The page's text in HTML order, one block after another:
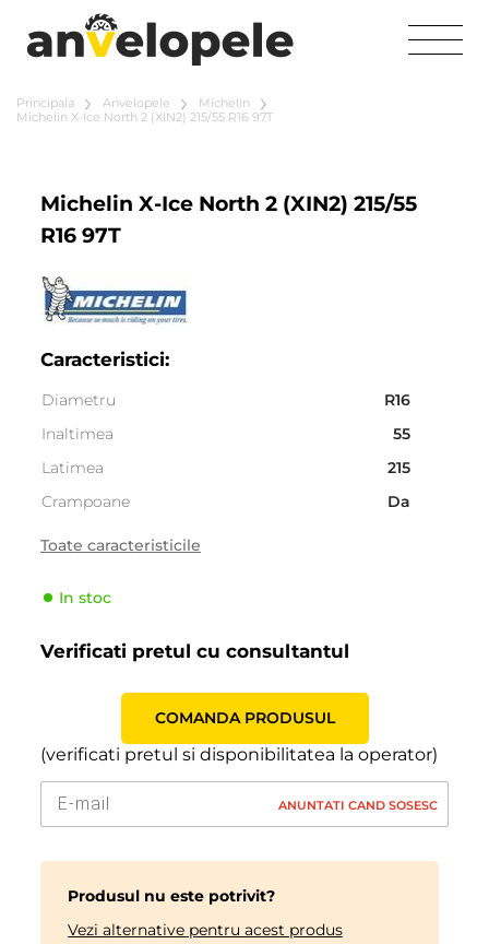
Principala Anvelopele
Michelin
Michelin X-Ice North 2 (XIN2) 215/55 R16 97T
Michelin X-Ice North 2 (XIN2) 215/55
R16 97T
Caracteristici:
Diametru
R16
Inaltimea
55
Latimea
215
Crampoane
Da
Partea laterală consolidată
Sezonalitate
Indicele de sarcină
97 (730kg)
Toate caracteristicile
In stoc
Verificati pretul cu consultantul
COMANDA PRODUSUL
(verificati pretul si disponibilitatea la operator)
ANUNTATI CAND SOSESC
Produsul nu este potrivit?
Vezi alternative pentru acest produs